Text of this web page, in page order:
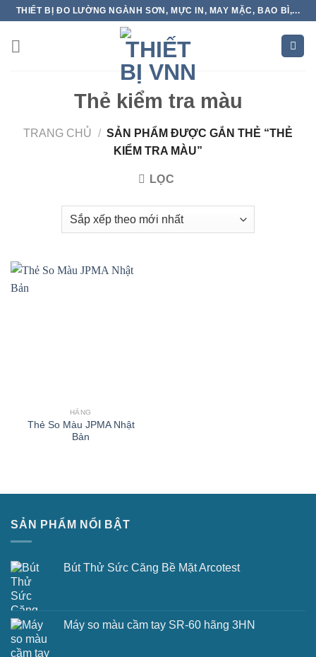
Skip
content
THIẾT BỊ ĐO LƯỜNG NGÀNH SƠN, MỰC IN, MAY MẶC, BAO BÌ,...
Thẻ kiểm tra màu
TRANG CHỦ / SẢN PHẨM ĐƯỢC GẮN THẺ “THẺ
KIỂM TRA MÀU”
LỌC
HÃNG
Thẻ So Màu JPMA Nhật
Bản
SẢN PHẨM NỔI BẬT
Bút Thử Sức Căng Bề Mặt Arcotest
Máy so màu cầm tay SR-60 hãng 3HN